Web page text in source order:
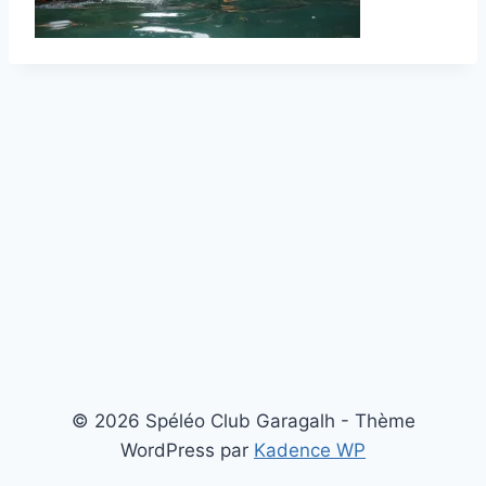
© 2026 Spéléo Club Garagalh - Thème
WordPress par Kadence WP